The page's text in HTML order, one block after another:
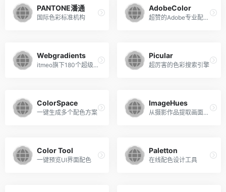
PANTONE潘通
国际色彩标准机构
AdobeColor
超赞的Adobe专业配色工具
Webgradients
itmeo旗下180个超级漂亮渐变色模板
Picular
超厉害的色彩搜索引擎
ColorSpace
一键生成多个配色方案
ImageHues
从摄影作品提取画面配色
Color Tool
一键预览UI界面配色
Paletton
在线配色设计工具